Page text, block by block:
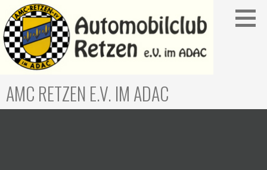
Zum
Inhalt
springen
AMC RETZEN E.V. IM ADAC